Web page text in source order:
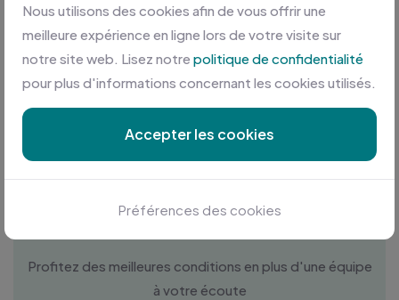
Certifications
Profitez des meilleures conditions en plus d'une équipe
à votre écoute
Nous utilisons des cookies afin de vous offrir une
meilleure expérience en ligne lors de votre visite sur
notre site web. Lisez notre politique de confidentialité
pour plus d'informations concernant les cookies utilisés.
Accepter les cookies
Préférences des cookies